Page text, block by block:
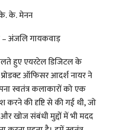
के. मेनन
– अंजलि गायकवाड़
हुए एयरटेल डिजिटल के
ऑफिसर आदर्श नायर ने
स्वतंत्र कलाकारों को एक
की दृष्टि से की गई थी, जो
खोज संबंधी मुद्दों में भी मदद